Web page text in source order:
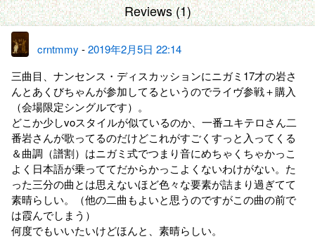
Reviews (1)
crntmmy -2019年2月5日 22:14
三曲目、ナンセンス・ディスカッションにニガミ17才の岩さ
んとあくびちゃんが参加してるというのでライヴ参戦＋購入
（会場限定シングルです）。
どこか少しvoスタイルが似ているのか、一番ユキテロさん二
番岩さんが歌ってるのだけどこれがすごくすっと入ってくる
＆曲調（譜割）はニガミ式でつまり音にめちゃくちゃかっこ
よく日本語が乗っててだからかっこよくないわけがない。た
った三分の曲とは思えないほど色々な要素が詰まり過ぎてて
素晴らしい。（他の二曲もよいと思うのですがこの曲の前で
は霞んでしまう）
何度でもいいたいけどほんと、素晴らしい。